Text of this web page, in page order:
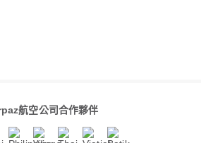
航空公司合作夥伴